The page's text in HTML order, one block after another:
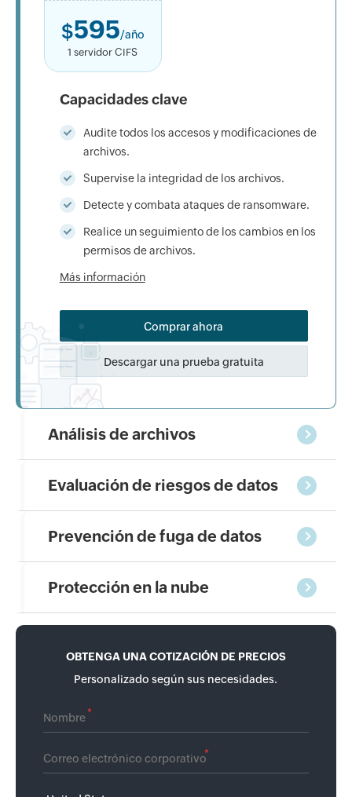
$595/año
1 servidor CIFS
Capacidades clave
Audite todos los accesos y modificaciones de
archivos.
Supervise la integridad de los archivos.
Detecte y combata ataques de ransomware.
Realice un seguimiento de los cambios en los
permisos de archivos.
Más información
Comprar ahora
Descargar una prueba gratuita
Análisis de archivos
Evaluación de riesgos de datos
Prevención de fuga de datos
Protección en la nube
OBTENGA UNA COTIZACIÓN DE PRECIOS
Personalizado según sus necesidades.
*
*